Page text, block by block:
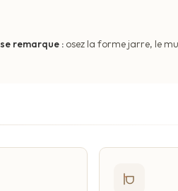
remarque : osez la forme jarre, le